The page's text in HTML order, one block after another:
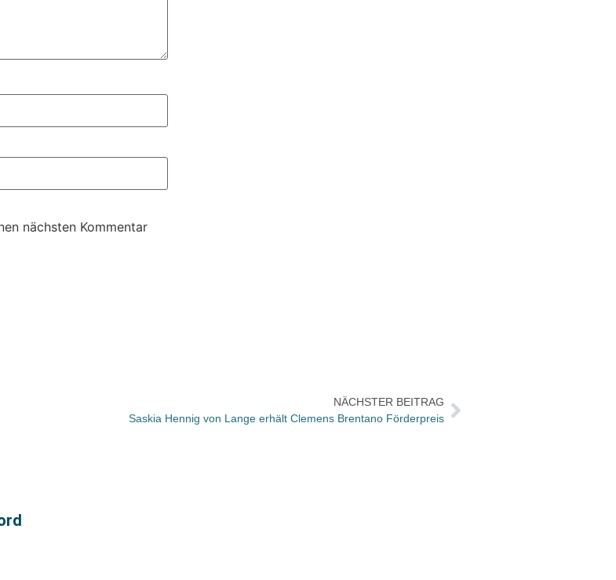
nächsten Kommentar
NÄCHSTER BEITRAG
Saskia Hennig von Lange erhält Clemens Brentano Förderpreis